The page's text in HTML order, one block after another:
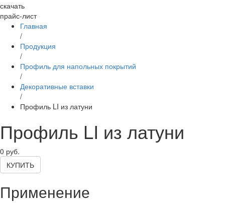
скачать
прайс-лист
Главная
/
Продукция
/
Профиль для напольных покрытий
/
Декоративные вставки
/
Профиль LI из латуни
Профиль LI из латуни
0 руб.
КУПИТЬ
Применение